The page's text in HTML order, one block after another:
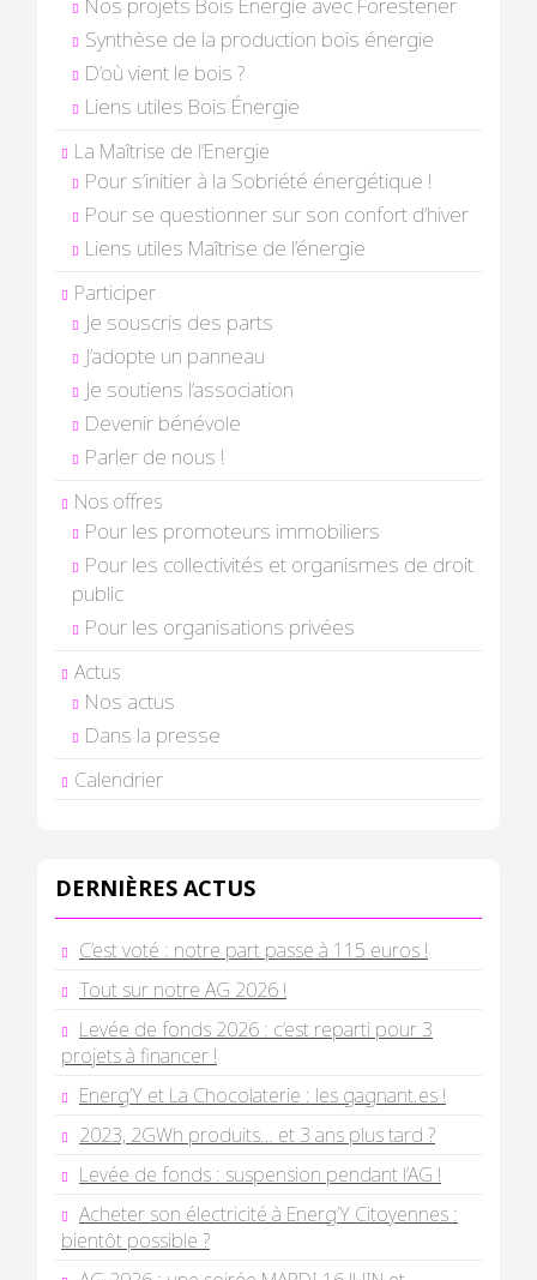
Synthèse de la production bois énergie
D’où vient le bois ?
Liens utiles Bois Énergie
La Maîtrise de l’Energie
Pour s’initier à la Sobriété énergétique !
Pour se questionner sur son confort d’hiver
Liens utiles Maîtrise de l’énergie
Participer
Je souscris des parts
J’adopte un panneau
Je soutiens l’association
Devenir bénévole
Parler de nous !
Nos offres
Pour les promoteurs immobiliers
Pour les collectivités et organismes de droit
public
Pour les organisations privées
Actus
Nos actus
Dans la presse
Calendrier
DERNIÈRES ACTUS
C’est voté : notre part passe à 115 euros !
Tout sur notre AG 2026 !
Levée de fonds 2026 : c’est reparti pour 3
projets à financer !
Energ’Y et La Chocolaterie : les gagnant.es !
2023, 2GWh produits… et 3 ans plus tard ?
Levée de fonds : suspension pendant l’AG !
Acheter son électricité à Energ’Y Citoyennes :
bientôt possible ?